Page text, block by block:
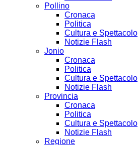
Pollino
Cronaca
Politica
Cultura e Spettacolo
Notizie Flash
Jonio
Cronaca
Politica
Cultura e Spettacolo
Notizie Flash
Provincia
Cronaca
Politica
Cultura e Spettacolo
Notizie Flash
Regione